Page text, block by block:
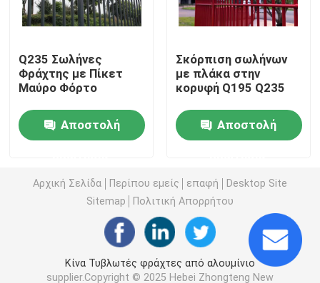
Προσωρινός φράκτης ασφαλείας
358 αντι αναρριχηθείτε στο φράκτη
Σωληνοειδής φράκτης χάλυβα
Περίφραξη ασφαλείας αεροδρομίου
Περίφραξη με μεταλλικό σύνδεσμο αλυσίδας
Q235 Σωλήνες
Φράχτης με Πίκετ
Μαύρο Φόρτο
Αποστολή
Σκόρπιση σωλήνων
με πλάκα στην
κορυφή Q195 Q235
Αποστολή
Αρχική Σελίδα Περίπου εμείς επαφή
Desktop Site
Sitemap
Πολιτική Απορρήτου
Κίνα Τυβλωτές φράχτες από αλουμίνιο
supplier.Copyright © 2025 Hebei Zhongteng New